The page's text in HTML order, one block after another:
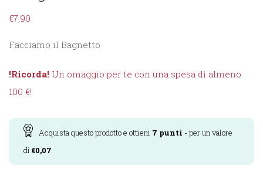
€7,90
Facciamo il Bagnetto
!Ricorda! Un omaggio per te con una spesa di almeno
100 €!
Acquista questo prodotto e ottieni 7 punti - per un valore
di €0,07